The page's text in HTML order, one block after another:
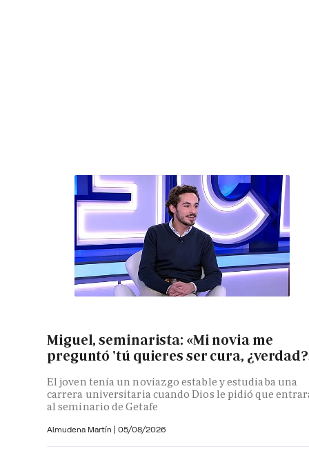
Miguel, seminarista: «Mi novia me
preguntó 'tú quieres ser cura,
El joven tenía un noviazgo estable y estudiaba una
carrera universitaria cuando Dios le pidió que
al seminario de Getafe
Almudena Martín | 05/08/2026